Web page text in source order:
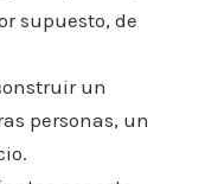
supuesto, de
un
personas, un